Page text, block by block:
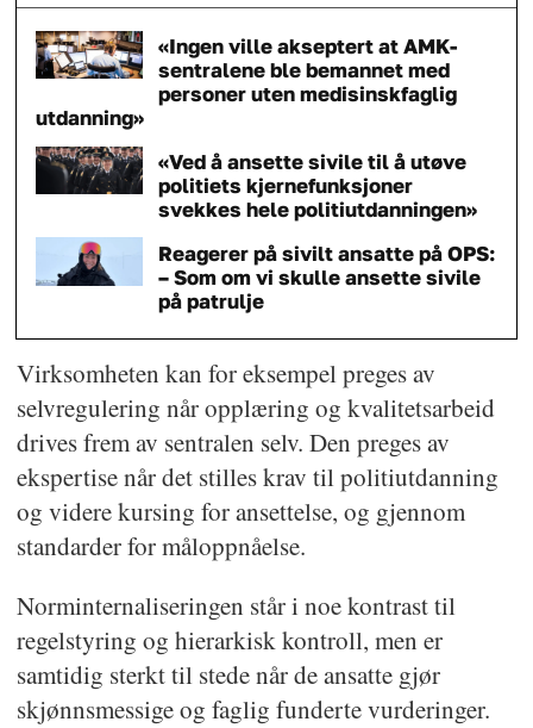
«Ingen ville akseptert at AMK-
sentralene ble bemannet med
personer uten medisinskfaglig
utdanning»
«Ved å ansette sivile til å utøve
politiets kjernefunksjoner
svekkes hele politiutdanningen»
Reagerer på sivilt ansatte på OPS:
– Som om vi skulle ansette sivile
på patrulje
Virksomheten kan for eksempel preges av
selvregulering når opplæring og kvalitetsarbeid
drives frem av sentralen selv. Den preges av
ekspertise når det stilles krav til politiutdanning
og videre kursing for ansettelse, og gjennom
standarder for måloppnåelse.
Norminternaliseringen står i noe kontrast til
regelstyring og hierarkisk kontroll, men er
samtidig sterkt til stede når de ansatte gjør
skjønnsmessige og faglig funderte vurderinger.